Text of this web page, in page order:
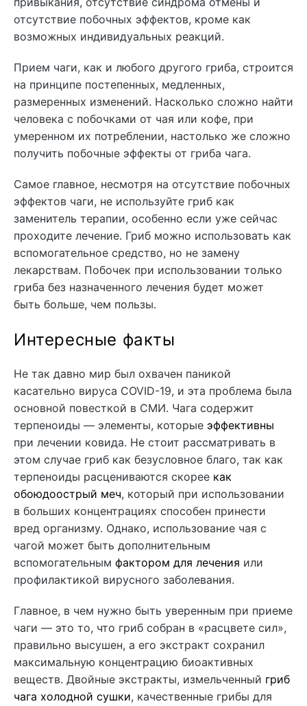
отсутствие побочных эффектов, кроме как
возможных индивидуальных реакций.
Прием чаги, как и любого другого гриба, строится
на принципе постепенных, медленных,
размеренных изменений. Насколько сложно найти
человека с побочками от чая или кофе, при
умеренном их потреблении, настолько же сложно
получить побочные эффекты от гриба чага.
Самое главное, несмотря на отсутствие побочных
эффектов чаги, не используйте гриб как
заменитель терапии, особенно если уже сейчас
проходите лечение. Гриб можно использовать как
вспомогательное средство, но не замену
лекарствам. Побочек при использовании только
гриба без назначенного лечения будет может
быть больше, чем пользы.
Интересные факты
Не так давно мир был охвачен паникой
касательно вируса COVID-19, и эта проблема была
основной повесткой в СМИ. Чага содержит
терпеноиды — элементы, которые эффективны
при лечении ковида. Не стоит рассматривать в
этом случае гриб как безусловное благо, так как
терпеноиды расцениваются скорее как
обоюдоострый меч, который при использовании
в больших концентрациях способен принести
вред организму. Однако, использование чая с
чагой может быть дополнительным
вспомогательным фактором для лечения или
профилактикой вирусного заболевания.
Главное, в чем нужно быть уверенным при приеме
чаги — это то, что гриб собран в «расцвете сил»,
правильно высушен, а его экстракт сохранил
максимальную концентрацию биоактивных
веществ. Двойные экстракты, измельченный гриб
чага холодной сушки, качественные грибы для